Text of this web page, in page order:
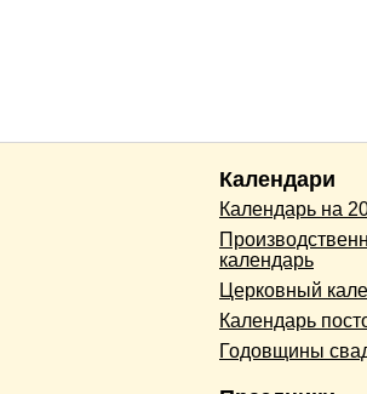
Календари
Календарь на
календарь
Церковный
Календарь
Годовщины